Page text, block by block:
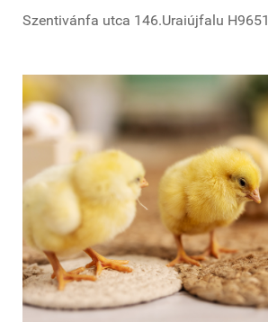
Szentivánfa utca 146.Uraiújfalu H9651